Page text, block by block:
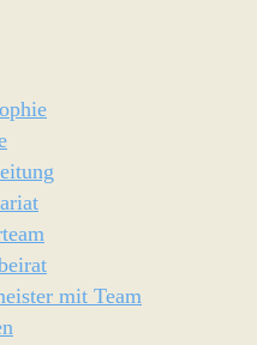
mit Team